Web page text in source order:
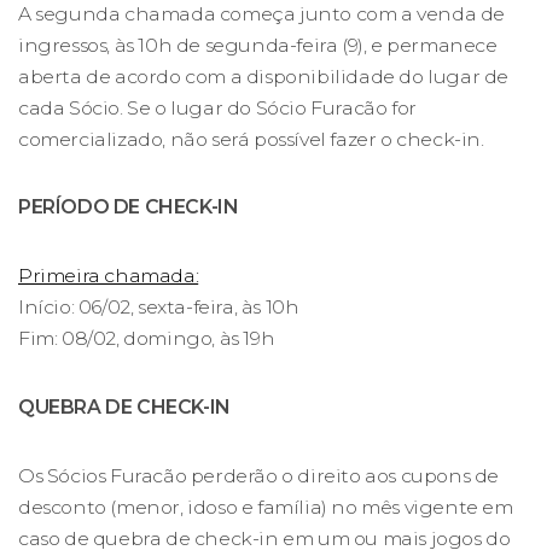
A segunda chamada começa junto com a venda de
ingressos, às 10h de segunda-feira (9), e permanece
aberta de acordo com a disponibilidade do lugar de
cada Sócio. Se o lugar do Sócio Furacão for
comercializado, não será possível fazer o check-in.
PERÍODO DE CHECK-IN
Primeira chamada:
Início: 06/02, sexta-feira, às 10h
Fim: 08/02, domingo, às 19h
QUEBRA DE CHECK-IN
Os Sócios Furacão perderão o direito aos cupons de
desconto (menor, idoso e família) no mês vigente em
caso de quebra de check-in em um ou mais jogos do